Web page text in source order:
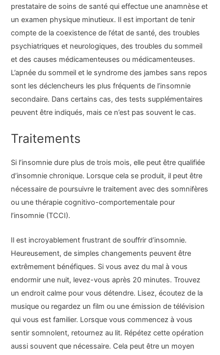
prestataire de soins de santé qui effectue une anamnèse et
un examen physique minutieux. Il est important de tenir
compte de la coexistence de l’état de santé, des troubles
psychiatriques et neurologiques, des troubles du sommeil
et des causes médicamenteuses ou médicamenteuses.
L’apnée du sommeil et le syndrome des jambes sans repos
sont les déclencheurs les plus fréquents de l’insomnie
secondaire. Dans certains cas, des tests supplémentaires
peuvent être indiqués, mais ce n’est pas souvent le cas.
Traitements
Si l’insomnie dure plus de trois mois, elle peut être qualifiée
d’insomnie chronique. Lorsque cela se produit, il peut être
nécessaire de poursuivre le traitement avec des somnifères
ou une thérapie cognitivo-comportementale pour
l’insomnie (TCCI).
Il est incroyablement frustrant de souffrir d’insomnie.
Heureusement, de simples changements peuvent être
extrêmement bénéfiques. Si vous avez du mal à vous
endormir une nuit, levez-vous après 20 minutes. Trouvez
un endroit calme pour vous détendre. Lisez, écoutez de la
musique ou regardez un film ou une émission de télévision
qui vous est familier. Lorsque vous commencez à vous
sentir somnolent, retournez au lit. Répétez cette opération
aussi souvent que nécessaire. Cela peut être un moyen